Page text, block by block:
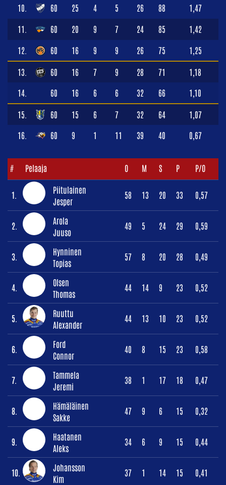
10. 60 25 4 5 26 88 1,47
11. 60 20 9 7 24 85 1,42
12. 60 16 9 9 26 75 1,25
13. 60 16 7 9 28 71 1,18
14. 60 16 6 6 32 66 1,10
15. 60 15 6 7 32 64 1,07
16. 60 9 1 11 39 40 0,67
# Pelaaja O M S P P/O
1.
Piitulainen
Jesper
58 13 20 33 0,57
2.
Arola
Juuso
49 5 24 29 0,59
3.
Hynninen
Topias
57 8 20 28 0,49
4.
Olsen
Thomas
44 14 9 23 0,52
5.
Ruuttu
Alexander
44 13 10 23 0,52
6.
Ford
Connor
40 8 15 23 0,58
7.
Tammela
Jeremi
38 1 17 18 0,47
8.
Hämäläinen
Sakke
47 9 6 15 0,32
9.
Haatanen
Aleks
34 6 9 15 0,44
10.
Johansson
Kim
37 1 14 15 0,41